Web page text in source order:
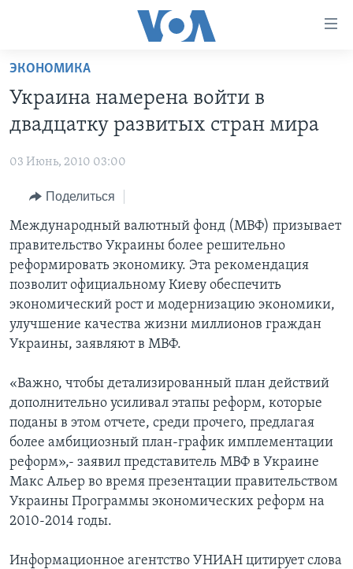
Перейти
основной
контент
навигации
Перейти
поиск
ПРОГРАММЫ
НОВОСТИ ЗА МИНУТУ
ИТОГИ
ПОЧЕМУ ЭТО ВАЖНО?
ДЕТАЛИ
НЬЮ-ЙОРК NEW YORK
АМЕРИКА. БОЛЬШОЕ ПУТЕШЕСТВИЕ
УЧИМ АНГЛИЙСКИЙ
НАША АМЕРИКАНСКАЯ ИСТОРИЯ
А КАК В АМЕРИКЕ?
АМЕРИКАНСКИЕ ГОРОДКИ
ТЕСТЫ
ЭКСПЕРТИЗА
ИНТЕРВЬЮ
ФАКТЫ ПРОТИВ ФЕЙКОВ
ЗА СВОБОДУ ПРЕССЫ
УЧИМ АНГЛИЙСКИЙ
ВИДЕО
ПОДПИСКА НА НОВОСТИ
Learning English
СОЦИАЛЬНЫЕ СЕТИ
Языки
ЭКОНОМИКА
Украина намерена войти в
двадцатку развитых стран мира
03 Июнь, 2010 03:00
Поделиться
Международный валютный фонд (МВФ) призывает
правительство Украины более решительно
реформировать экономику. Эта рекомендация
позволит официальному Киеву обеспечить
экономический рост и модернизацию экономики,
улучшение качества жизни миллионов граждан
Украины, заявляют в МВФ.
«Важно, чтобы детализированный план действий
дополнительно усиливал этапы реформ, которые
поданы в этом отчете, среди прочего, предлагая
более амбициозный план-график имплементации
реформ»,- заявил представитель МВФ в Украине
Макс Альер во время презентации правительством
Украины Программы экономических реформ на
2010-2014 годы.
Информационное агентство УНИАН цитирует слова